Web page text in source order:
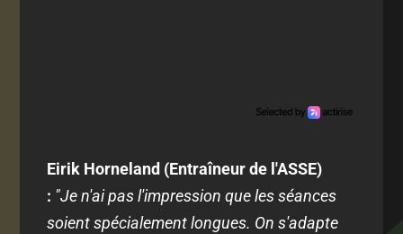
Eirik Horneland (Entraîneur de l'ASSE)
: "Je n'ai pas l'impression que les séances
soient spécialement longues. On s'adapte